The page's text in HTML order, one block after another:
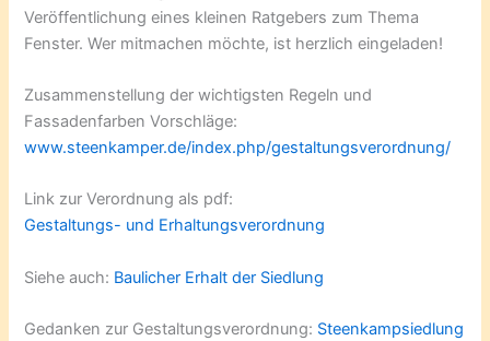
Veröffentlichung eines kleinen Ratgebers zum Thema
Fenster. Wer mitmachen möchte, ist herzlich eingeladen!
Zusammenstellung der wichtigsten Regeln und
Fassadenfarben Vorschläge:
www.steenkamper.de/index.php/gestaltungsverordnung/
Link zur Verordnung als pdf:
Gestaltungs- und Erhaltungsverordnung
Siehe auch: Baulicher Erhalt der Siedlung
Gedanken zur Gestaltungsverordnung: Steenkampsiedlung